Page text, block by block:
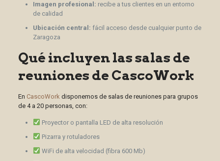
Imagen profesional: recibe a tus clientes en un entorno
de calidad
Ubicación central: fácil acceso desde cualquier punto de
Zaragoza
Qué incluyen las salas de
reuniones de CascoWork
En CascoWork disponemos de salas de reuniones para grupos
de 4 a 20 personas, con:
Proyector o pantalla LED de alta resolución
Pizarra y rotuladores
WiFi de alta velocidad (fibra 600 Mb)